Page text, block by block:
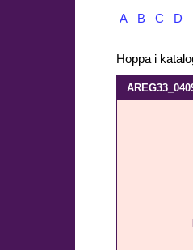
A B C D
Hoppa i